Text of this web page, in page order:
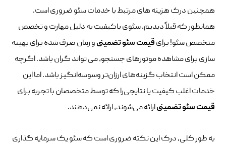
همچنین درک هزینه های مرتبط با خدمات سئو ضروری است.
همانطور که قبلاً دیدیم، سئوی باکیفیت به دلیل مهارت و تخصص
متخصص سئو! برایقیمت سئو تضمینیو زمان صرف شده برای بهینه
سازی برای مشاهده موتورهای جستجو، می تواند گران باشد. اگرچه
ممکن است انتخاب گزینه‌های ارزان‌تر وسوسه‌انگیز باشد. اما این
خدمات اغلب کیفیت یا نتایجی‌را که توسط متخصصان با تجربه برای
قیمت سئو تضمینیارائه می‌شوند، ارائه نمی‌دهند.
به طور کلی، درک این نکته ضروری است که سئو یک سرمایه گذاری